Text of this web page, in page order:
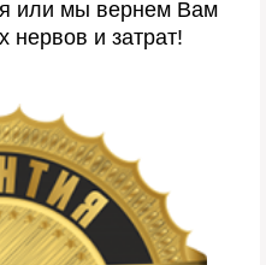
или мы вернем Вам
нервов и затрат!